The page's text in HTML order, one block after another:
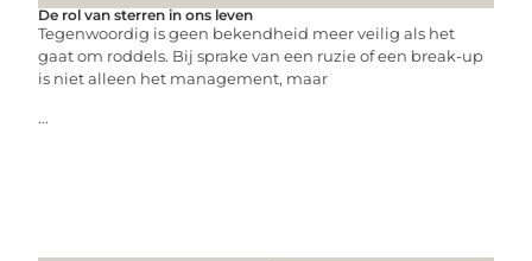
De rol van sterren in ons leven
Tegenwoordig is geen bekendheid meer veilig als het
gaat om roddels. Bij sprake van een ruzie of een break-up
is niet alleen het management, maar
...